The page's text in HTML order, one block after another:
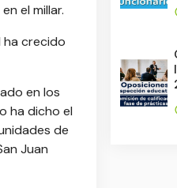
el millar.
ha crecido
en los
ha dicho el
de
Juan